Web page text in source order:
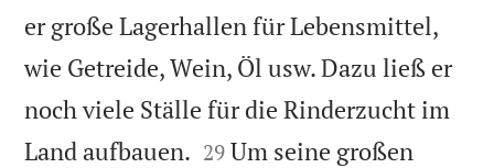
er große Lagerhallen für Lebensmittel,
wie Getreide, Wein, Öl usw. Dazu ließ er
noch viele Ställe für die Rinderzucht im
Land aufbauen. 

29 Um seine großen